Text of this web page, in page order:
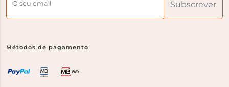
O seu email Subscrever
Métodos de pagamento